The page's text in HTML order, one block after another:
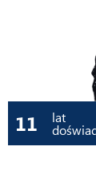
11 lat